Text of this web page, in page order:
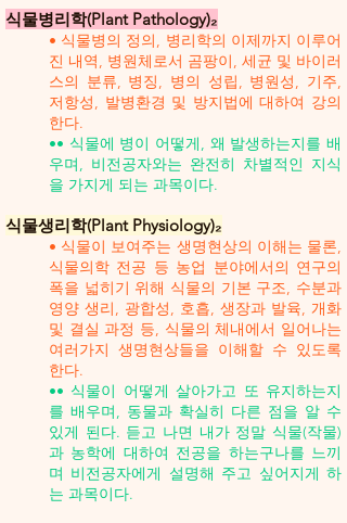
식물병리학(Plant Pathology)₂
• 식물병의 정의, 병리학의 이제까지 이루어
진 내역, 병원체로서 곰팡이, 세균 및 바이러
스의 분류, 병징, 병의 성립, 병원성, 기주,
저항성, 발병환경 및 방지법에 대하여 강의
한다.
•• 식물에 병이 어떻게, 왜 발생하는지를 배
우며, 비전공자와는 완전히 차별적인 지식
을 가지게 되는 과목이다.
식물생리학(Plant Physiology)₂
• 식물이 보여주는 생명현상의 이해는 물론,
식물의학 전공 등 농업 분야에서의 연구의
폭을 넓히기 위해 식물의 기본 구조, 수분과
영양 생리, 광합성, 호흡, 생장과 발육, 개화
및 결실 과정 등, 식물의 체내에서 일어나는
여러가지 생명현상들을 이해할 수 있도록
한다.
•• 식물이 어떻게 살아가고 또 유지하는지
를 배우며, 동물과 확실히 다른 점을 알 수
있게 된다. 듣고 나면 내가 정말 식물(작물)
과 농학에 대하여 전공을 하는구나를 느끼
며 비전공자에게 설명해 주고 싶어지게 하
는 과목이다.